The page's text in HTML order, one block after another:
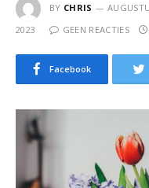
BY CHRIS
2023
GEEN REACTIES
Facebook